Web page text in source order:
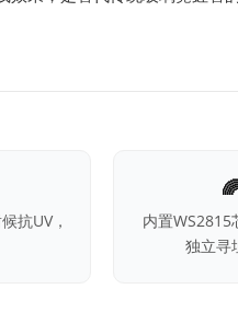
抗UV，
内置
独立寻